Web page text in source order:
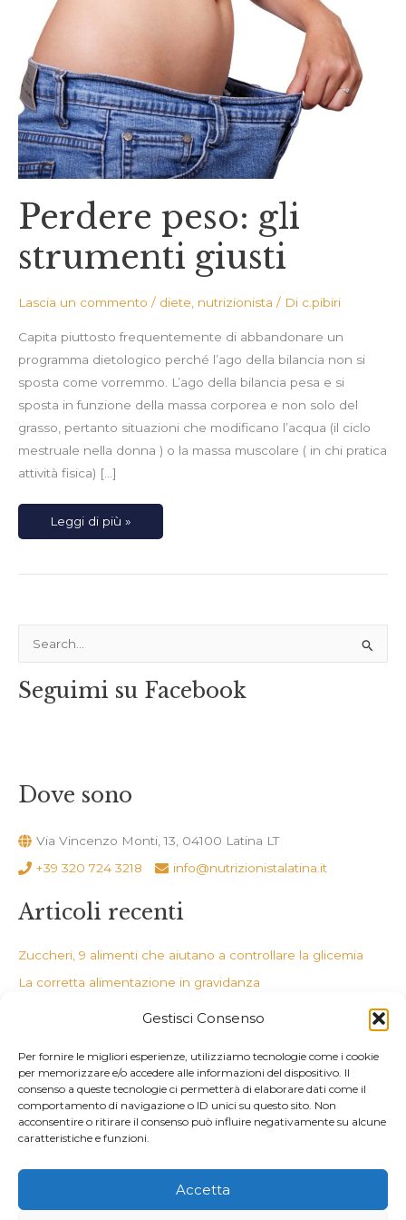
Gestisci Consenso
Per fornire le migliori esperienze, utilizziamo tecnologie come i cookie
per memorizzare e/o accedere alle informazioni del dispositivo. Il
consenso a queste tecnologie ci permetterà di elaborare dati come il
comportamento di navigazione o ID unici su questo sito. Non
acconsentire o ritirare il consenso può influire negativamente su alcune
caratteristiche e funzioni.
Accetta
Perdere peso: gli
strumenti giusti
Lascia un commento / diete nutrizionista / Di c.pibiri
Capita piuttosto frequentemente di abbandonare un
programma dietologico perché l’ago della bilancia non si
sposta come vorremmo. L’ago della bilancia pesa e si
sposta in funzione della massa corporea e non solo del
grasso, pertanto situazioni che modificano l’acqua (il ciclo
mestruale nella donna ) o la massa muscolare ( in chi pratica
attività fisica) […]
strumenti
Leggi di più »
rSeguimi su Facebook
Dove sono
Via Vincenzo Monti, 13, 04100 Latina LT
+39 320 724 3218
info@nutrizionistalatina.it
Articoli recenti
Zuccheri, 9 alimenti che aiutano a controllare la glicemia
La corretta alimentazione in gravidanza
Il potere degli estratti
Dieci alternative alla farina 00
Commenti recenti
Copyright © 2026 Nutrizionista A Latina Dott. Carlotta Pibiri |